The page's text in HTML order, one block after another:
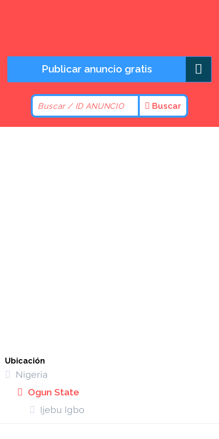
Publicar anuncio gratis
Buscar
Ubicación
Nigeria
Ogun State
Ijebu Igbo